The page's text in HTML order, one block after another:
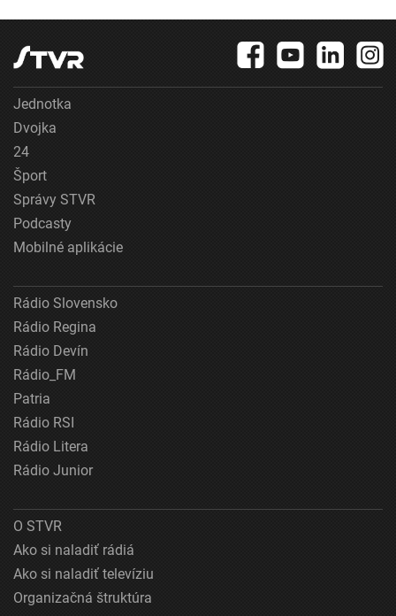
Jednotka
Dvojka
24
Šport
Správy STVR
Podcasty
Mobilné aplikácie
Rádio Slovensko
Rádio Regina
Rádio Devín
Rádio_FM
Patria
Rádio RSI
Rádio Litera
Rádio Junior
O STVR
Ako si naladiť rádiá
Ako si naladiť televíziu
Organizačná štruktúra